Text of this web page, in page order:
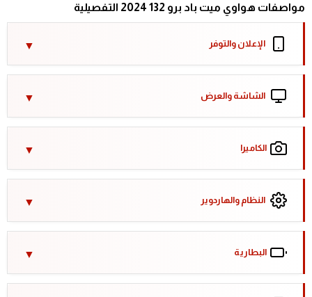
مواصفات هواوي ميت باد برو 132 2024 التفصيلية
الإعلان والتوفر
الشاشة والعرض
الكاميرا
النظام والهاردوير
البطارية